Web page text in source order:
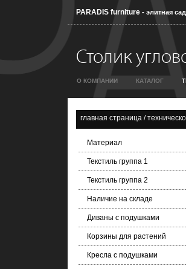
PARADIS furniture - элитная
Столик
О КОМПАНИИ КАТАЛОГ
главная страница /
Материал
Текстиль группа 1
Текстиль группа 2
Наличие на складе
Диваны с подушками
Корзины для растений
Кресла с подушками